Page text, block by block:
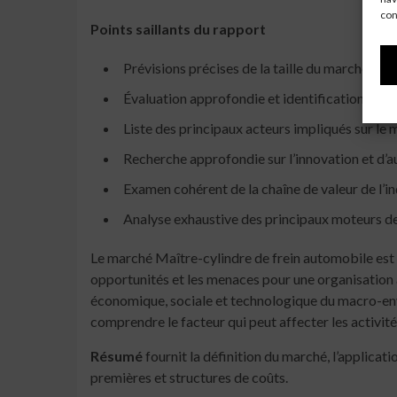
Points saillants du rapport
Prévisions précises de la taille du marché et
Évaluation approfondie et identification des
Liste des principaux acteurs impliqués sur le
Recherche approfondie sur l’innovation et
Examen cohérent de la chaîne de valeur de
Analyse exhaustive des principaux moteurs
Le marché Maître-cylindre de frein automobile est
opportunités et les menaces pour une
économique, sociale et technologique du macro-
comprendre le facteur qui peut affecter les
Résuméfournit la définition du marché,
premières et structures de coûts.